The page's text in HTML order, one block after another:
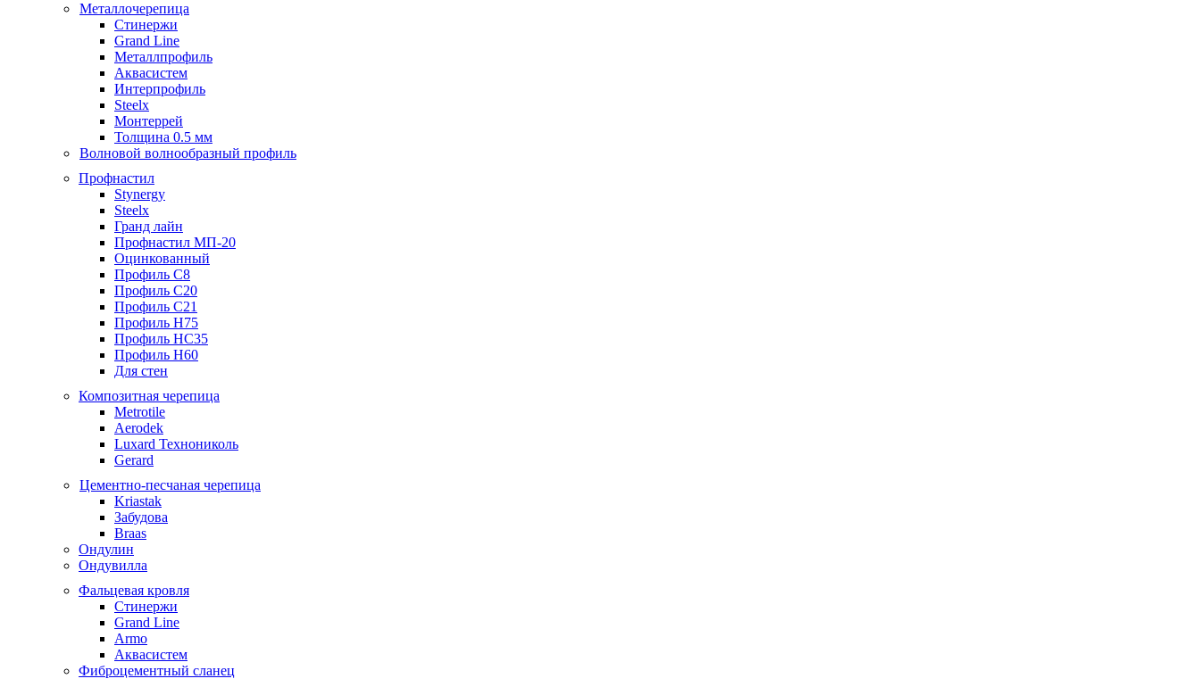
Металлочерепица
Стинержи
Grand Line
Металлпрофиль
Аквасистем
Интерпрофиль
Steelx
Монтеррей
Толщина 0.5 мм
Волновой волнообразный профиль
Профнастил
Stynergy
Steelx
Гранд лайн
Профнастил МП-20
Оцинкованный
Профиль С8
Профиль С20
Профиль С21
Профиль Н75
Профиль НС35
Профиль Н60
Для стен
Композитная черепица
Metrotile
Aerodek
Luxard Технониколь
Gerard
Цементно-песчаная черепица
Kriastak
Забудова
Braas
Ондулин
Ондувилла
Фальцевая кровля
Стинержи
Grand Line
Armo
Аквасистем
Фиброцементный сланец